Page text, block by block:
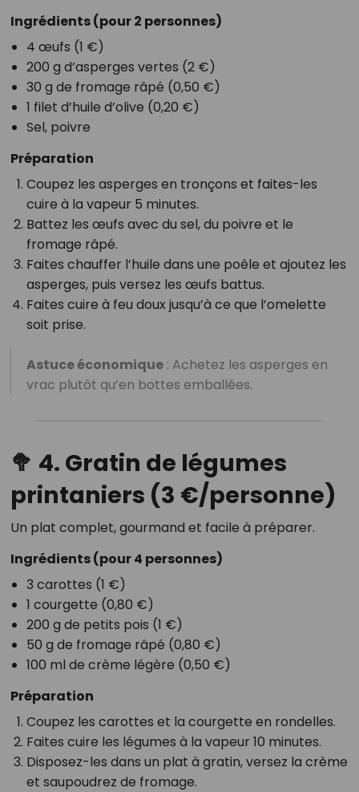
Ingrédients(pour 2 personnes)
4 œufs (1 €)
200 g d’asperges vertes (2 €)
30 g de fromage râpé (0,50 €)
1 filet d’huile d’olive (0,20 €)
Sel, poivre
Préparation
Coupez les asperges en tronçons et faites-les
cuire à la vapeur 5 minutes.
Battez les œufs avec du sel, du poivre et le
fromage râpé.
Faites chauffer l’huile dans une poêle et ajoutez les
asperges, puis versez les œufs battus.
Faites cuire à feu doux jusqu’à ce que l’omelette
soit prise.
Astuce économique: Achetez les asperges en
vrac plutôt qu’en bottes emballées.
🥦 4. Gratin de légumes
printaniers (3 €/personne)
Un plat complet, gourmand et facile à préparer.
Ingrédients(pour 4 personnes)
3 carottes (1 €)
1 courgette (0,80 €)
200 g de petits pois (1 €)
50 g de fromage râpé (0,80 €)
100 ml de crème légère (0,50 €)
Préparation
Coupez les carottes et la courgette en rondelles.
Faites cuire les légumes à la vapeur 10 minutes.
Disposez-les dans un plat à gratin, versez la crème
et saupoudrez de fromage.